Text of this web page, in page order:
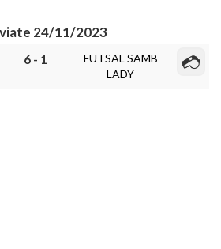
24/11/2023
6 - 1
FUTSAL SAMB
LADY